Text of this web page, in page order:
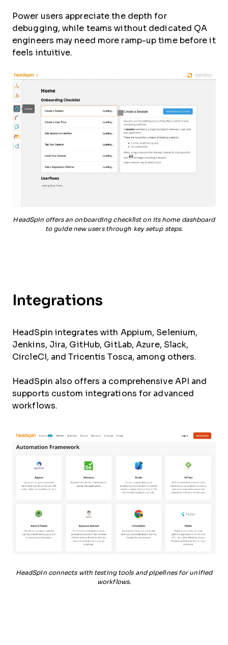
Power users appreciate the depth for
debugging, while teams without dedicated QA
engineers may need more ramp-up time before it
feels intuitive.
HeadSpin offers an onboarding checklist on its home dashboard
to guide new users through key setup steps.
Integrations
HeadSpin integrates with Appium, Selenium,
Jenkins, Jira, GitHub, GitLab, Azure, Slack,
CircleCI, and Tricentis Tosca, among others.
HeadSpin also offers a comprehensive API and
supports custom integrations for advanced
workflows.
HeadSpin connects with testing tools and pipelines for unified
workflows.